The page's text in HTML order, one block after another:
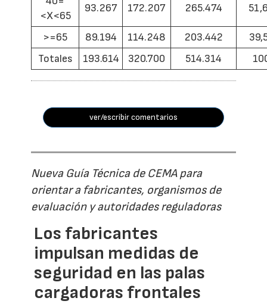
<X<65
93.267 172.207 265.474
>=65 89.194 114.248 203.442
Totales
193.614 320.700 514.314
ver/escribir comentarios
Nueva Guía Técnica de CEMA para
orientar a fabricantes, organismos de
evaluación y autoridades reguladoras
Los fabricantes
impulsan medidas de
seguridad en las palas
cargadoras frontales